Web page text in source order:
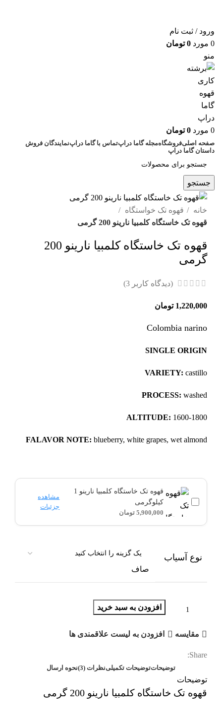
ورود / ثبت نام
0 مورد 0 تومان
منو
0 مورد 0 تومان
صفحه اصلیفروشگاهمجله گاما دراپتماس با گاما دراپنمایندگان فروش
داستان گاما دراپ
جستجو
خانه
قهوه تک خواستگاه
قهوه تک خاستگاه کلمبیا نارینو 200 گرمی
قهوه تک خاستگاه کلمبیا نارینو 200
گرمی
(دیدگاه کاربر 3
)
1,220,000 تومان
Colombia narino
SINGLE ORIGIN
VARIETY: castillo
PROCESS: washed
ALTITUDE: 1600-1800
FALAVOR NOTE: blueberry, white grapes, wet almond
قهوه تک خاستگاه کلمبیا نارینو 1
کیلوگرمی
5,900,000 تومان
مشاهده
جزئیات
نوع آسیاب
صاف
افزودن به سبد خرید
مقایسه افزودن به لیست علاقمندی ها
Share:
توضیحاتتوضیحات تکمیلینظرات (3) نحوه ارسال
توضیحات
قهوه تک خاستگاه کلمبیا نارینو 200 گرمی